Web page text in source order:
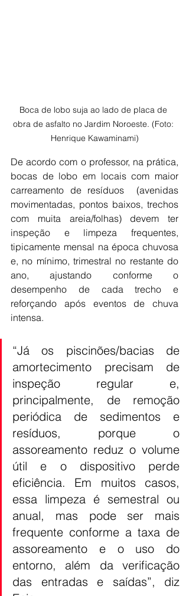
Boca de lobo suja ao lado de placa de
obra de asfalto no Jardim Noroeste. (Foto:
Henrique Kawaminami)
De acordo com o professor, na prática,
bocas de lobo em locais com maior
carreamento de resíduos  (avenidas
movimentadas, pontos baixos, trechos
com muita areia/folhas) devem ter
inspeção e limpeza frequentes,
tipicamente mensal na época chuvosa
e, no mínimo, trimestral no restante do
ano, ajustando conforme o
desempenho de cada trecho e
reforçando após eventos de chuva
intensa.
“Já os piscinões/bacias de
amortecimento precisam de
inspeção regular e,
principalmente, de remoção
periódica de sedimentos e
resíduos, porque o
assoreamento reduz o volume
útil e o dispositivo perde
eficiência. Em muitos casos,
essa limpeza é semestral ou
anual, mas pode ser mais
frequente conforme a taxa de
assoreamento e o uso do
entorno, além da verificação
das entradas e saídas”, diz